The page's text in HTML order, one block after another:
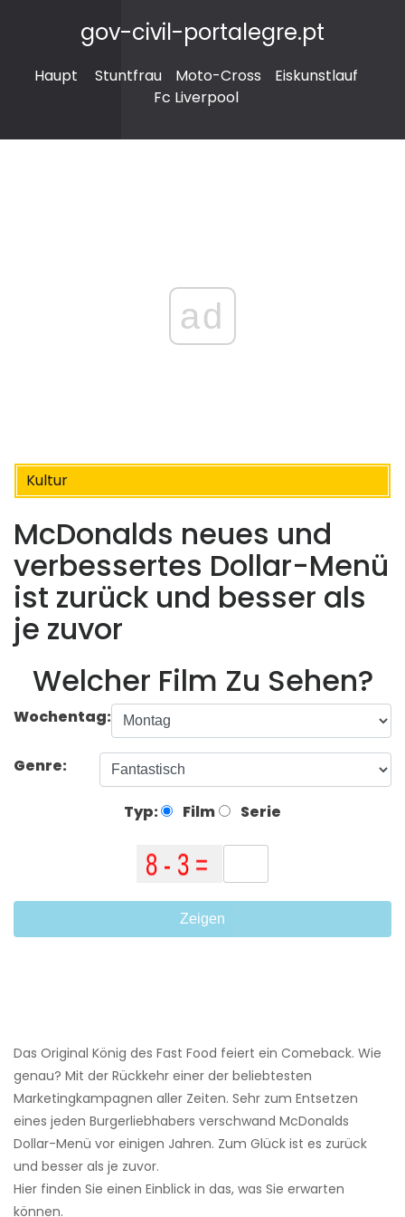
gov-civil-portalegre.pt
Haupt Stuntfrau Moto-Cross
Eiskunstlauf
Fc Liverpool
ad
Kultur
McDonalds neues und
verbessertes Dollar-Menü
ist zurück und besser als
je zuvor
Welcher Film Zu Sehen?
Wochentag:
Genre:
Typ: Film Serie
Zeigen
Das Original König des Fast Food feiert ein Comeback. Wie
genau? Mit der Rückkehr einer der beliebtesten
Marketingkampagnen aller Zeiten. Sehr zum Entsetzen
eines jeden Burgerliebhabers verschwand McDonalds
Dollar-Menü vor einigen Jahren. Zum Glück ist es zurück
und besser als je zuvor.
Hier finden Sie einen Einblick in das, was Sie erwarten
können.